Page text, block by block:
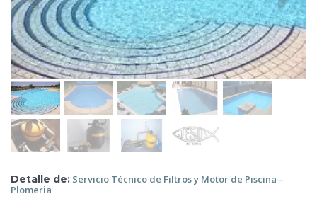
Detalle de: Servicio Técnico de Filtros y Motor de Piscina –
Plomeria